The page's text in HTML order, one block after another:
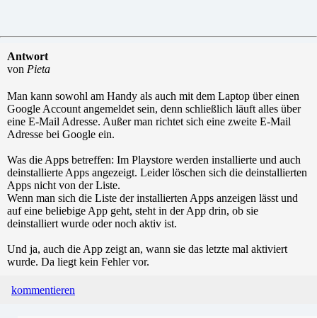
Antwort
von Pieta
Man kann sowohl am Handy als auch mit dem Laptop über einen
Google Account angemeldet sein, denn schließlich läuft alles über
eine E-Mail Adresse. Außer man richtet sich eine zweite E-Mail
Adresse bei Google ein.
Was die Apps betreffen: Im Playstore werden installierte und auch
deinstallierte Apps angezeigt. Leider löschen sich die deinstallierten
Apps nicht von der Liste.
Wenn man sich die Liste der installierten Apps anzeigen lässt und
auf eine beliebige App geht, steht in der App drin, ob sie
deinstalliert wurde oder noch aktiv ist.
Und ja, auch die App zeigt an, wann sie das letzte mal aktiviert
wurde. Da liegt kein Fehler vor.
kommentieren